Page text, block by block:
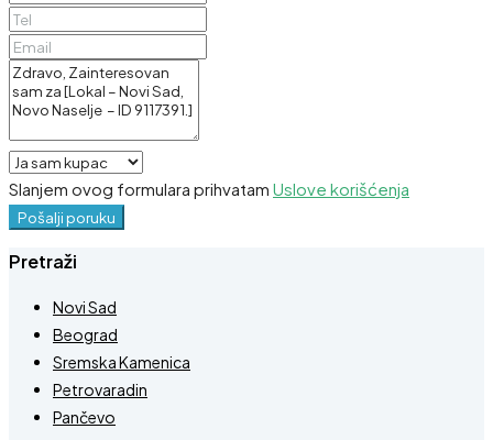
Slanjem ovog formulara prihvatam Uslove korišćenja
Pošalji poruku
Pretraži
Novi Sad
Beograd
Sremska Kamenica
Petrovaradin
Pančevo